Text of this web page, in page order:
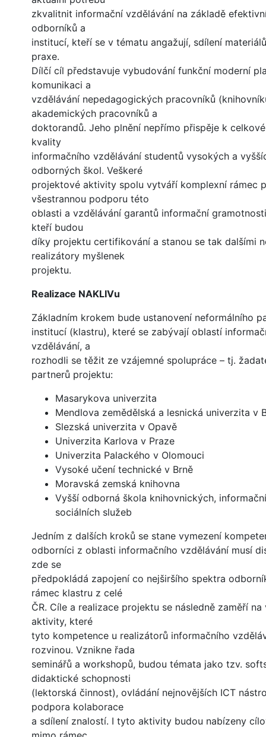
zkvalitnit informační vzdělávání na základě
odborníků a
institucí, kteří se v tématu angažují, sdílení
praxe.
Dílčí cíl představuje vybudování funkční moderní
komunikaci a
vzdělávání nepedagogických pracovníků
akademických pracovníků a
doktorandů. Jeho plnění nepřímo přispěje k
kvality
informačního vzdělávání studentů vysokých a
odborných škol. Veškeré
projektové aktivity spolu vytváří komplexní rámec
všestrannou podporu této
oblasti a vzdělávání garantů informační
kteří budou
díky projektu certifikování a stanou se tak dalšími
realizátory myšlenek
projektu.
Realizace NAKLIVu
Základním krokem bude ustanovení neformálního
institucí (klastru), které se zabývají oblastí
vzdělávání, a
rozhodli se těžit ze vzájemné spolupráce – tj.
partnerů projektu:
Masarykova univerzita
Mendlova zemědělská a lesnická univerzita v
Slezská univerzita v Opavě
Univerzita Karlova v Praze
Univerzita Palackého v Olomouci
Vysoké učení technické v Brně
Moravská zemská knihovna
Vyšší odborná škola knihovnických,
sociálních služeb
Jedním z dalších kroků se stane vymezení
odborníci z oblasti informačního vzdělávání musí
zde se
předpokládá zapojení co nejširšího spektra
rámec klastru z celé
ČR. Cíle a realizace projektu se následně zaměří
aktivity, které
tyto kompetence u realizátorů informačního
rozvinou. Vznikne řada
seminářů a workshopů, budou témata jako tzv.
didaktické schopnosti
(lektorská činnost), ovládání nejnovějších ICT
podpora kolaborace
a sdílení znalostí. I tyto aktivity budou nabízeny